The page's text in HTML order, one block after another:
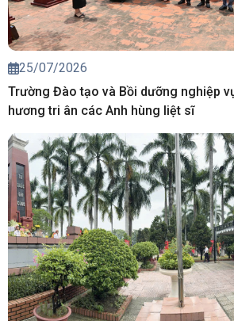
25/07/2026
Trường Đào tạo và Bồi dưỡng nghiệp
hương tri ân các Anh hùng liệt sĩ